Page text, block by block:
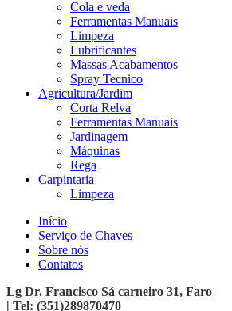
Cola e veda
Ferramentas Manuais
Limpeza
Lubrificantes
Massas Acabamentos
Spray Tecnico
Agricultura/Jardim
Corta Relva
Ferramentas Manuais
Jardinagem
Máquinas
Rega
Carpintaria
Limpeza
Início
Serviço de Chaves
Sobre nós
Contatos
Lg Dr. Francisco Sá carneiro 31, Faro
| Tel: (351)289870470